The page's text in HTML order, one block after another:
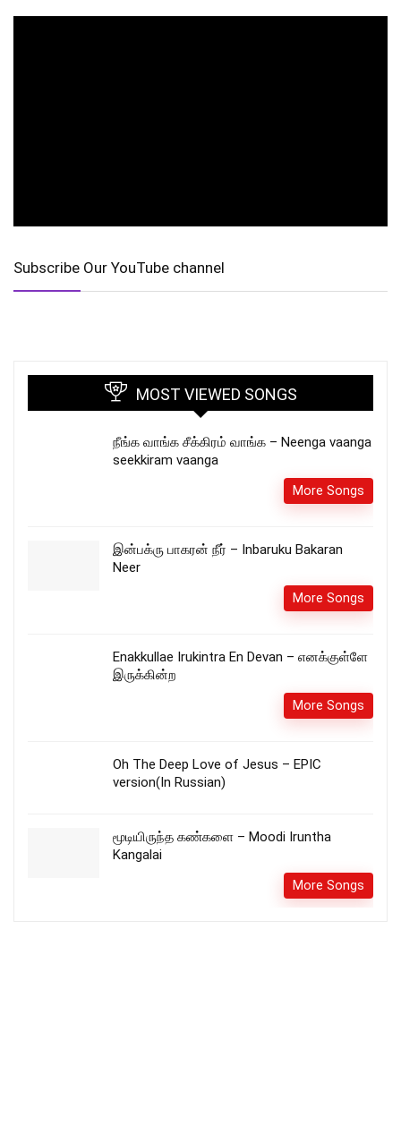
Subscribe Our YouTube channel
MOST VIEWED SONGS
நீங்க வாங்க சீக்கிரம் வாங்க – Neenga vaanga
seekkiram vaanga
More Songs
இன்பக்ரு பாகரன் நீர் – Inbaruku Bakaran
Neer
More Songs
Enakkullae Irukintra En Devan – எனக்குள்ளே
இருக்கின்ற
More Songs
Oh The Deep Love of Jesus – EPIC
version(In Russian)
மூடியிருந்த கண்களை – Moodi Iruntha
Kangalai
More Songs